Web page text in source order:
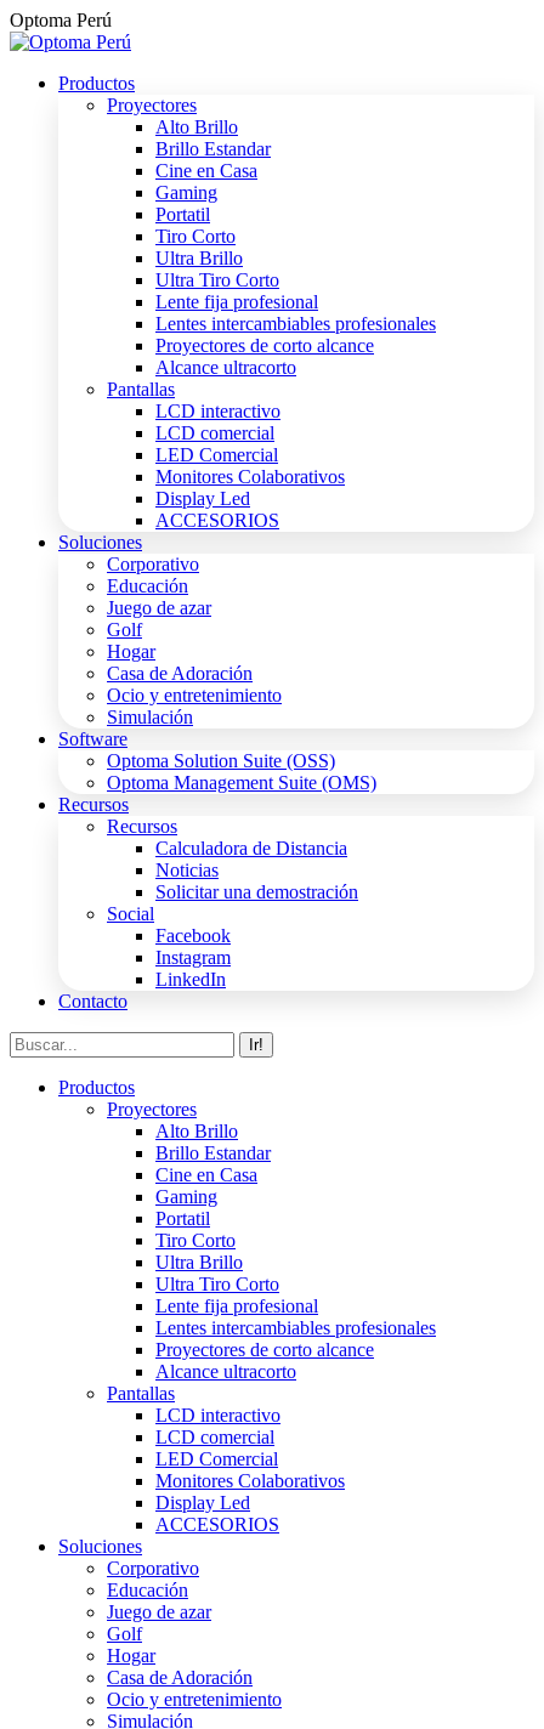
Saltar
al
Optoma Perú
Productos
Proyectores
Alto Brillo
Brillo Estandar
Cine en Casa
Gaming
Portatil
Tiro Corto
Ultra Brillo
Ultra Tiro Corto
Lente fija profesional
Lentes intercambiables profesionales
Proyectores de corto alcance
Alcance ultracorto
Pantallas
LCD interactivo
LCD comercial
LED Comercial
Monitores Colaborativos
Display Led
ACCESORIOS
Soluciones
Corporativo
Educación
Juego de azar
Golf
Hogar
Casa de Adoración
Ocio y entretenimiento
Simulación
Software
Optoma Solution Suite (OSS)
Optoma Management Suite (OMS)
Recursos
Recursos
Calculadora de Distancia
Noticias
Solicitar una demostración
Social
Facebook
Instagram
LinkedIn
Contacto
Buscar:
Productos
Proyectores
Alto Brillo
Brillo Estandar
Cine en Casa
Gaming
Portatil
Tiro Corto
Ultra Brillo
Ultra Tiro Corto
Lente fija profesional
Lentes intercambiables profesionales
Proyectores de corto alcance
Alcance ultracorto
Pantallas
LCD interactivo
LCD comercial
LED Comercial
Monitores Colaborativos
Display Led
ACCESORIOS
Soluciones
Corporativo
Educación
Juego de azar
Golf
Hogar
Casa de Adoración
Ocio y entretenimiento
Simulación